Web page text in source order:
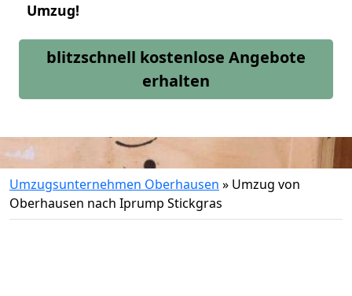
Umzug!
blitzschnell kostenlose Angebote
erhalten
Umzugsunternehmen Oberhausen » Umzug von
Oberhausen nach Iprump Stickgras